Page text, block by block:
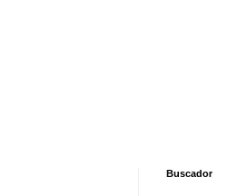
Buscador